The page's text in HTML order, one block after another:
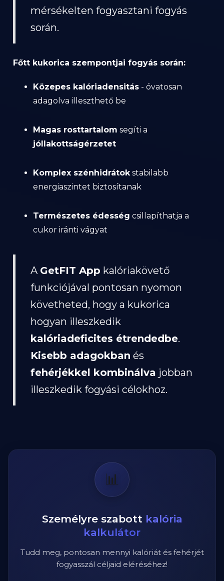
mérsékelten fogyasztani fogyás
során.
Főtt kukorica szempontjai fogyás során:
Közepes kalóriadensitás - óvatosan
adagolva illeszthető be
Magas rosttartalom segíti a
jóllakottságérzetet
Komplex szénhidrátokstabilabb
energiaszintet biztosítanak
Természetes édesség csillapíthatja a
cukor iránti vágyat
A GetFIT App kalóriakövető
funkciójával pontosan nyomon
követheted, hogy a kukorica
hogyan illeszkedik
kalóriadeficites étrendedbe.
Kisebb adagokban és
fehérjékkel kombinálva jobban
illeszkedik fogyási célokhoz.
📊
Személyre szabott kalória
kalkulátor
Tudd meg, pontosan mennyi kalóriát és fehérjét
fogyasszál céljaid eléréséhez!